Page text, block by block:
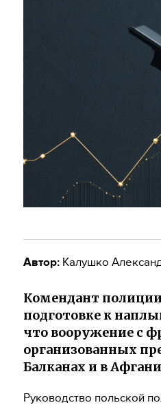
Автор: Калушко
Комендант
подготовке к
что вооружение с
организованных
Балканах и в
Руководство польской